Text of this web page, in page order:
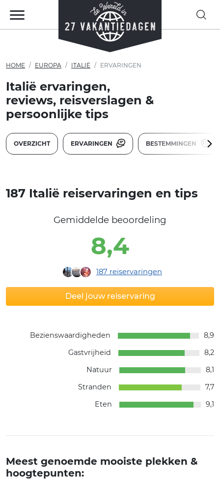
HOME EUROPA ITALIË ERVARINGEN
Italië ervaringen,
reviews, reisverslagen &
persoonlijke tips
OVERZICHT ERVARINGEN BESTEMMINGEN
187 Italië reiservaringen en tips
Gemiddelde beoordeling
8,4
187 reiservaringen
Deel jouw reiservaring
Bezienswaardigheden
8,9
Gastvrijheid
8,2
Natuur
8,1
Stranden
7,7
Eten
9,1
Meest genoemde mooiste plekken &
hoogtepunten: